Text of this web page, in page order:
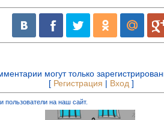
могут только
[ Регистрация | Вход ]
пользователи на наш сайт.